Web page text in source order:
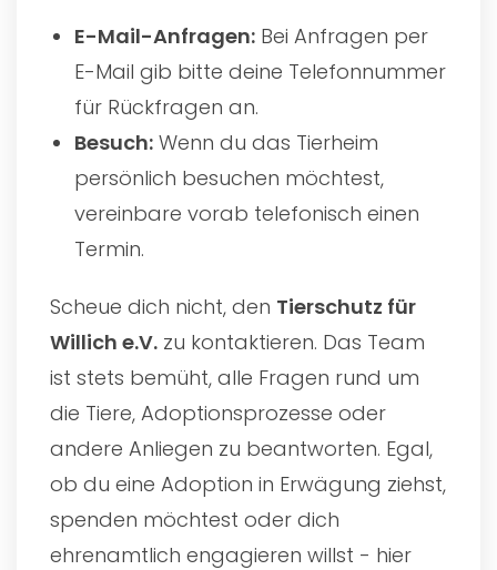
E-Mail-Anfragen: Bei Anfragen per
E-Mail gib bitte deine Telefonnummer
für Rückfragen an.
Besuch: Wenn du das Tierheim
persönlich besuchen möchtest,
vereinbare vorab telefonisch einen
Termin.
Scheue dich nicht, den Tierschutz für
Willich e.V. zu kontaktieren. Das Team
ist stets bemüht, alle Fragen rund um
die Tiere, Adoptionsprozesse oder
andere Anliegen zu beantworten. Egal,
ob du eine Adoption in Erwägung ziehst,
spenden möchtest oder dich
ehrenamtlich engagieren willst - hier